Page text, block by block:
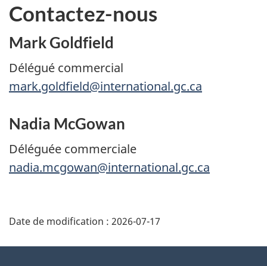
Contactez-nous
Mark Goldfield
Délégué commercial
mark.goldfield@international.gc.ca
Nadia McGowan
Déléguée commerciale
nadia.mcgowan@international.gc.ca
Additional
Information
Date de modification : 2026-07-17